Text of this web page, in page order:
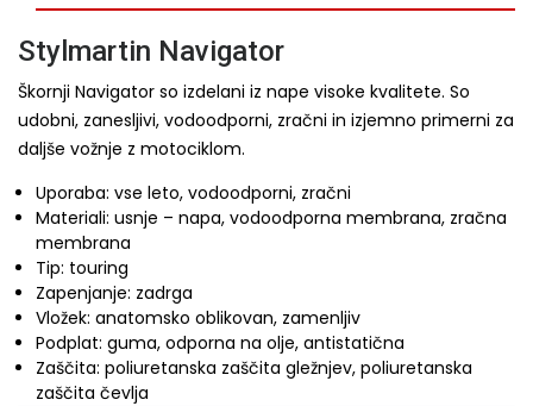
Stylmartin Navigator
Škornji Navigator so izdelani iz nape visoke kvalitete. So
udobni, zanesljivi, vodoodporni, zračni in izjemno primerni za
daljše vožnje z motociklom.
Uporaba: vse leto, vodoodporni, zračni
Materiali: usnje – napa, vodoodporna membrana, zračna
membrana
Tip: touring
Zapenjanje: zadrga
Vložek: anatomsko oblikovan, zamenljiv
Podplat: guma, odporna na olje, antistatična
Zaščita: poliuretanska zaščita gležnjev, poliuretanska
zaščita čevlja